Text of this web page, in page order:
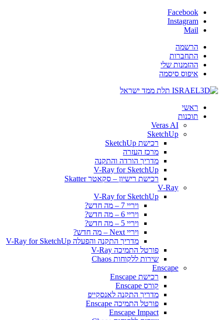
Facebook
Instagram
Mail
הרשמה
התחברות
ההזמנות שלי
איפוס סיסמה
ראשי
תוכנות
Veras AI
SketchUp
רכישת SketchUp
מרכז העזרה
מדריך הורדה והתקנה
V-Ray for SketchUp
רכישת רישיון – סקאטר Skatter
V-Ray
V-Ray for SketchUp
ויריי 7 – מה חדש?
ויריי 6 – מה חדש?
ויריי 5 – מה חדש?
ויריי Next – מה חדש?
מדריך התקנה והפעלה V-Ray for SketchUp
פורטל התמיכה V-Ray
שירות ללקוחות Chaos
Enscape
רכישת Enscape
קורס Enscape
מדריך התקנה לאנסקייפ
פורטל התמיכה Enscape
Enscape Impact